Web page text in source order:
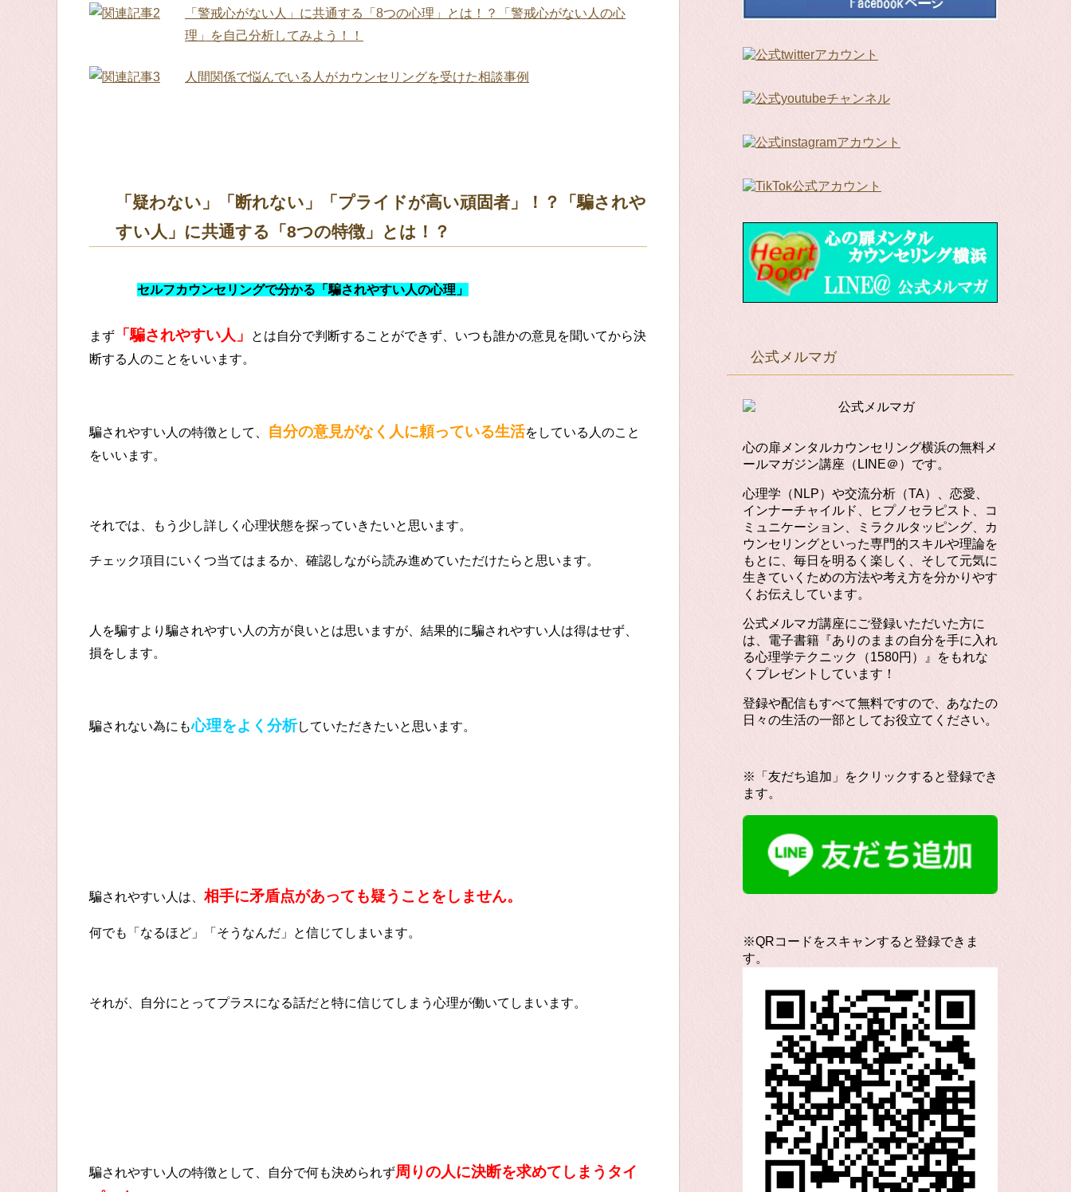
「警戒心がない人」に共通する「8つの心理」とは！？「警戒心がない人の心
理」を自己分析してみよう！！
人間関係で悩んでいる人がカウンセリングを受けた相談事例
「疑わない」「断れない」「プライドが高い頑固者」！？「騙されや
すい人」に共通する「8つの特徴」とは！？
セルフカウンセリングで分かる「騙されやすい人の心理」
まず 「騙されやすい人」
とは自分で判断することができず、いつも誰かの意見を聞いてから決
断する人のことをいいます。
騙されやすい人の特徴として、 自分の意見がなく人に頼っている生活をしている人のこと
をいいます。
それでは、もう少し詳しく心理状態を探っていきたいと思います。
チェック項目にいくつ当てはまるか、確認しながら読み進めていただけたらと思います。
人を騙すより騙されやすい人の方が良いとは思いますが、結果的に騙されやすい人は得はせず、
損をします。
騙されない為にも心理をよく分析していただきたいと思います。
騙されやすい人は、 相手に矛盾点があっても疑うことをしません。
何でも「なるほど」「そうなんだ」と信じてしまいます。
それが、自分にとってプラスになる話だと特に信じてしまう心理が働いてしまいます。
騙されやすい人の特徴として、自分で何も決められず周りの人に決断を求めてしまうタイ
公式メルマガ
心の扉メンタルカウンセリング横浜の無料メ
ールマガジン講座（LINE＠）です。
心理学（NLP）や交流分析（TA）、恋愛、
インナーチャイルド、ヒプノセラピスト、コ
ミュニケーション、ミラクルタッピング、カ
ウンセリングといった専門的スキルや理論を
もとに、毎日を明るく楽しく、そして元気に
生きていくための方法や考え方を分かりやす
くお伝えしています。
公式メルマガ講座にご登録いただいた方に
は、電子書籍『ありのままの自分を手に入れ
る心理学テクニック（1580円）』をもれな
くプレゼントしています！
登録や配信もすべて無料ですので、あなたの
日々の生活の一部としてお役立てください。
※「友だち追加」をクリックすると登録でき
ます。
※QRコードをスキャンすると登録できま
す。